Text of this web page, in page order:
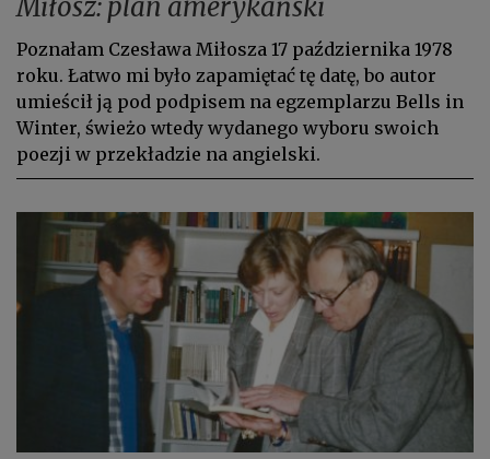
Miłosz: plan amerykański
Poznałam Czesława Miłosza 17 października 1978
roku. Łatwo mi było zapamiętać tę datę, bo autor
umieścił ją pod podpisem na egzemplarzu Bells in
Winter, świeżo wtedy wydanego wybo­ru swoich
poezji w przekładzie na angielski.